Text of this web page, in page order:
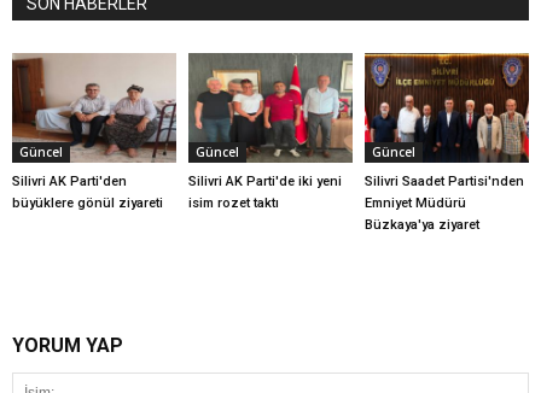
Güncel
Silivri AK Parti'den
büyüklere gönül ziyareti
Güncel
Silivri AK Parti'de iki yeni
isim rozet taktı
Güncel
Silivri Saadet Partisi'nden
Emniyet Müdürü
Büzkaya'ya ziyaret
YORUM YAP